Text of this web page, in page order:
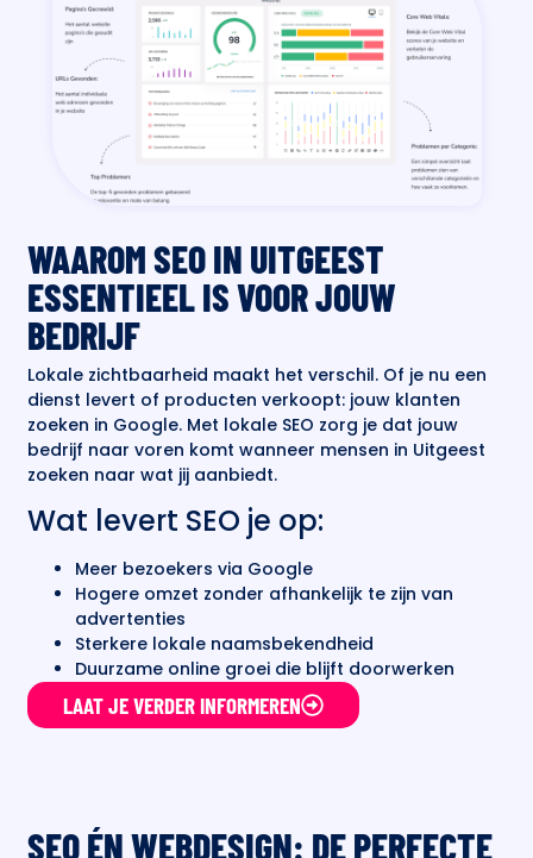
WAAROM SEO IN UITGEEST
ESSENTIEEL IS VOOR JOUW
BEDRIJF
Lokale zichtbaarheid maakt het verschil. Of je nu een
dienst levert of producten verkoopt: jouw klanten
zoeken in Google. Met lokale SEO zorg je dat jouw
bedrijf naar voren komt wanneer mensen in Uitgeest
zoeken naar wat jij aanbiedt.
Wat levert SEO je op:
Meer bezoekers via Google
Hogere omzet zonder afhankelijk te zijn van
advertenties
Sterkere lokale naamsbekendheid
Duurzame online groei die blijft doorwerken
LAAT JE VERDER INFORMEREN
SEO ÉN WEBDESIGN: DE PERFECTE